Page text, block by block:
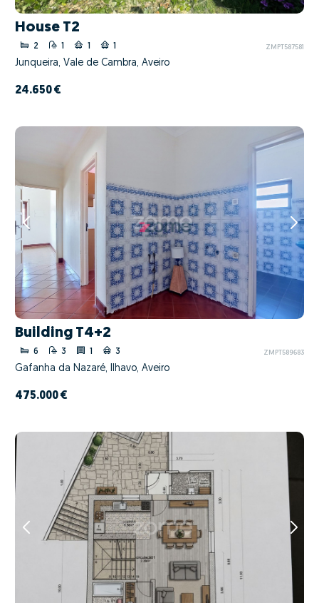
House T2
2 1 1 1 ZMPT587581
Junqueira, Vale de Cambra, Aveiro
24.650 €
Building T4+2
6 3 3 ZMPT589683
Gafanha da Nazaré, Ílhavo, Aveiro
475.000 €